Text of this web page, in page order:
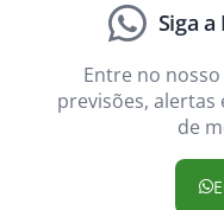
Siga
Entre no
previsões, alertas
de